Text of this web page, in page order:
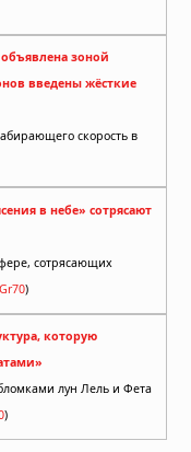
зоной
введены жёсткие
скорость в
в небе» сотрясают
сотрясающих
Gr70)
которую
лун Лель и Фета
)